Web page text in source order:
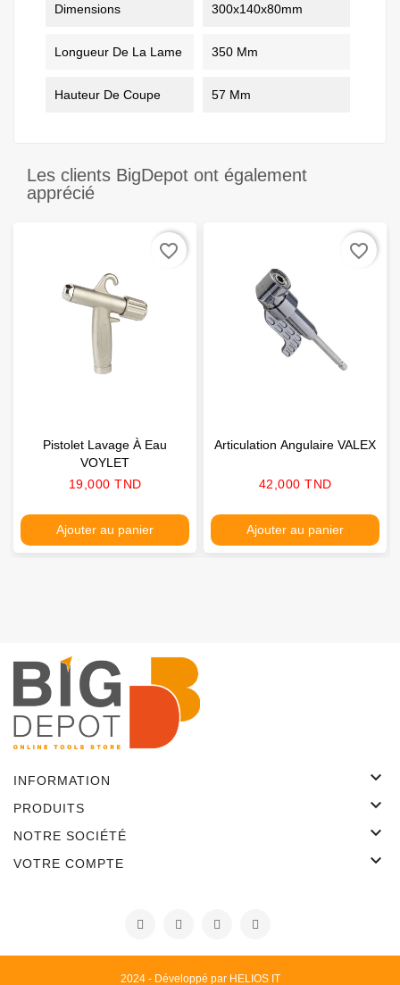
Dimensions 300x140x80mm
Longueur De La Lame 350 Mm
Hauteur De Coupe 57 Mm
Les clients BigDepot ont également
apprécié
Pistolet Lavage À Eau
VOYLET
Prix
19,000 TND
Ajouter au panier
favorite_border
Articulation Angulaire VALEX
Prix
42,000 TND
Ajouter au panier
favorite_border
INFORMATION 
PRODUITS 
NOTRE SOCIÉTÉ 
VOTRE COMPTE 
2024 - Développé par HELIOS IT